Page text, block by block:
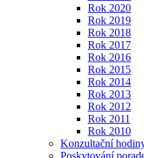
Rok 2020
Rok 2019
Rok 2018
Rok 2017
Rok 2016
Rok 2015
Rok 2014
Rok 2013
Rok 2012
Rok 2011
Rok 2010
Konzultační
Poskytování